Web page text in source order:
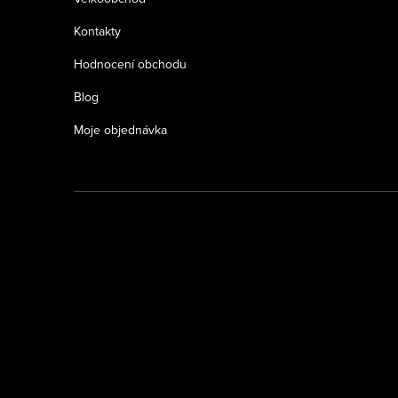
Kontakty
Hodnocení obchodu
Blog
Moje objednávka